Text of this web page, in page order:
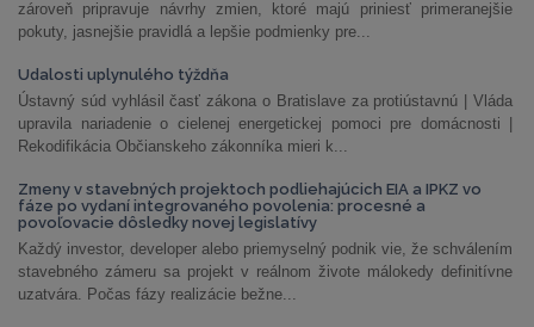
zároveň pripravuje návrhy zmien, ktoré majú priniesť primeranejšie
pokuty, jasnejšie pravidlá a lepšie podmienky pre...
Udalosti uplynulého týždňa
Ústavný súd vyhlásil časť zákona o Bratislave za protiústavnú | Vláda
upravila nariadenie o cielenej energetickej pomoci pre domácnosti |
Rekodifikácia Občianskeho zákonníka mieri k...
Zmeny v stavebných projektoch podliehajúcich EIA a IPKZ vo
fáze po vydaní integrovaného povolenia: procesné a
povoľovacie dôsledky novej legislatívy
Každý investor, developer alebo priemyselný podnik vie, že schválením
stavebného zámeru sa projekt v reálnom živote málokedy definitívne
uzatvára. Počas fázy realizácie bežne...